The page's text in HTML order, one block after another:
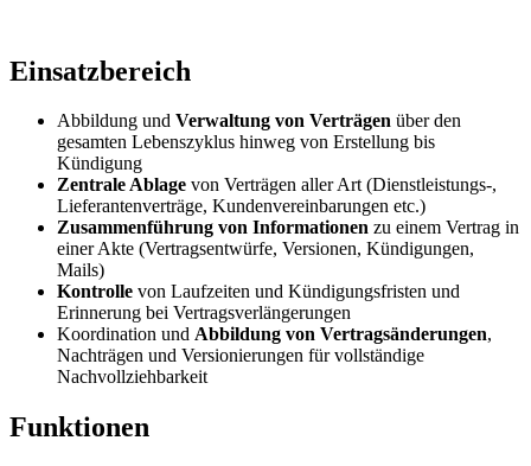
Einsatzbereich
Abbildung und Verwaltung von Verträgen über den
gesamten Lebenszyklus hinweg von Erstellung bis
Kündigung
Zentrale Ablage von Verträgen aller Art (Dienstleistungs-,
Lieferantenverträge, Kundenvereinbarungen etc.)
Zusammenführung von Informationen zu einem Vertrag in
einer Akte (Vertragsentwürfe, Versionen, Kündigungen,
Mails)
Kontrolle von Laufzeiten und Kündigungsfristen und
Erinnerung bei Vertragsverlängerungen
Koordination und Abbildung von Vertragsänderungen,
Nachträgen und Versionierungen für vollständige
Nachvollziehbarkeit
Funktionen